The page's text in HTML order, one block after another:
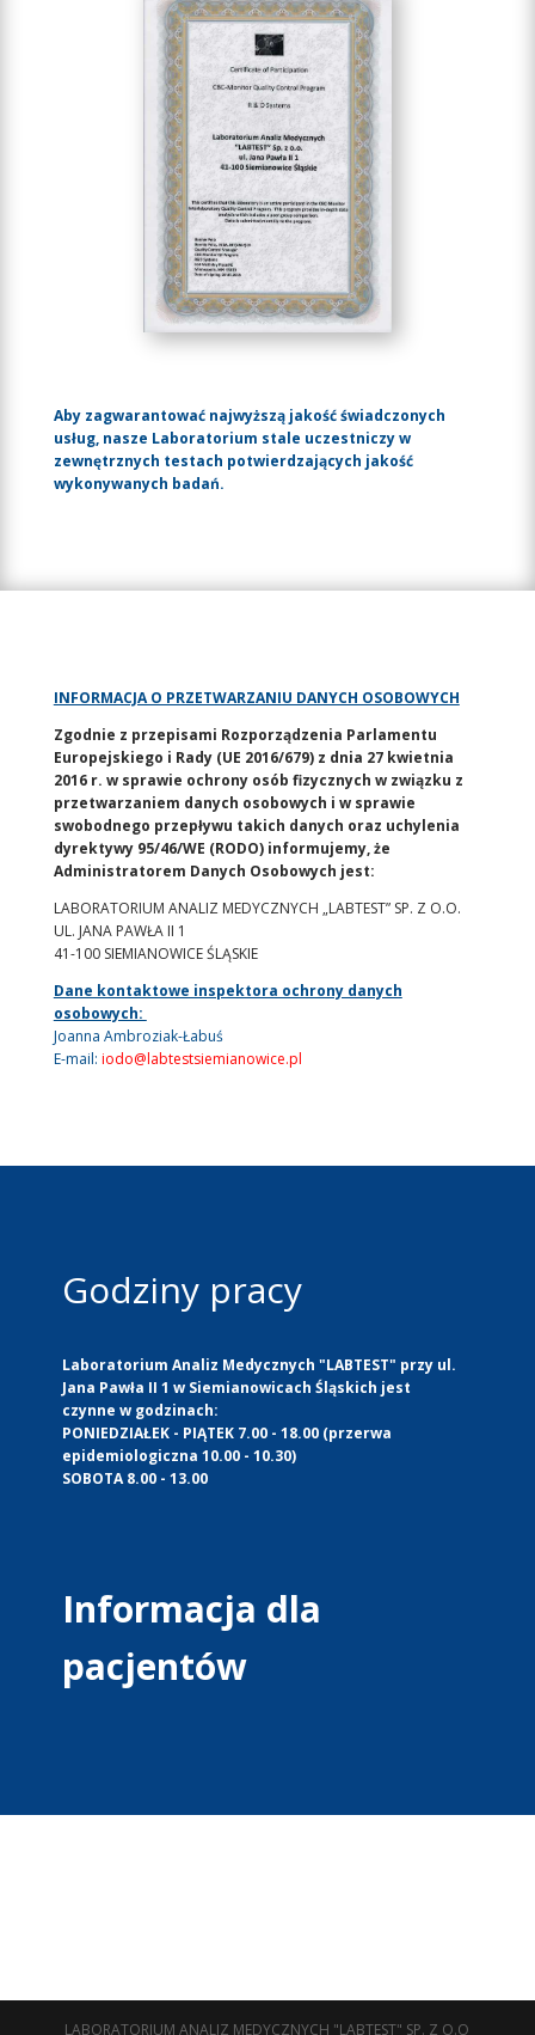
Aby zagwarantować najwyższą jakość świadczonych
usług, nasze Laboratorium stale uczestniczy w
zewnętrznych testach potwierdzających jakość
wykonywanych badań.
INFORMACJA O PRZETWARZANIU DANYCH OSOBOWYCH
Zgodnie z przepisami Rozporządzenia Parlamentu
Europejskiego i Rady (UE 2016/679) z dnia 27 kwietnia
2016 r. w sprawie ochrony osób fizycznych w związku z
przetwarzaniem danych osobowych i w sprawie
swobodnego przepływu takich danych oraz uchylenia
dyrektywy 95/46/WE (RODO) informujemy, że
Administratorem Danych Osobowych jest:
LABORATORIUM ANALIZ MEDYCZNYCH „LABTEST” SP. Z O.O.
UL. JANA PAWŁA II 1
41-100 SIEMIANOWICE ŚLĄSKIE
Dane kontaktowe inspektora ochrony danych
osobowych:
Joanna Ambroziak-Łabuś
E-mail: iodo@labtestsiemianowice.pl
Godziny pracy
Laboratorium Analiz Medycznych "LABTEST" przy ul.
Jana Pawła II 1 w Siemianowicach Śląskich jest
czynne w godzinach:
PONIEDZIAŁEK - PIĄTEK 7.00 - 18.00 (przerwa
epidemiologiczna 10.00 - 10.30)
SOBOTA 8.00 - 13.00
Informacja dla
pacjentów
LABORATORIUM ANALIZ MEDYCZNYCH "LABTEST" SP. Z O.O